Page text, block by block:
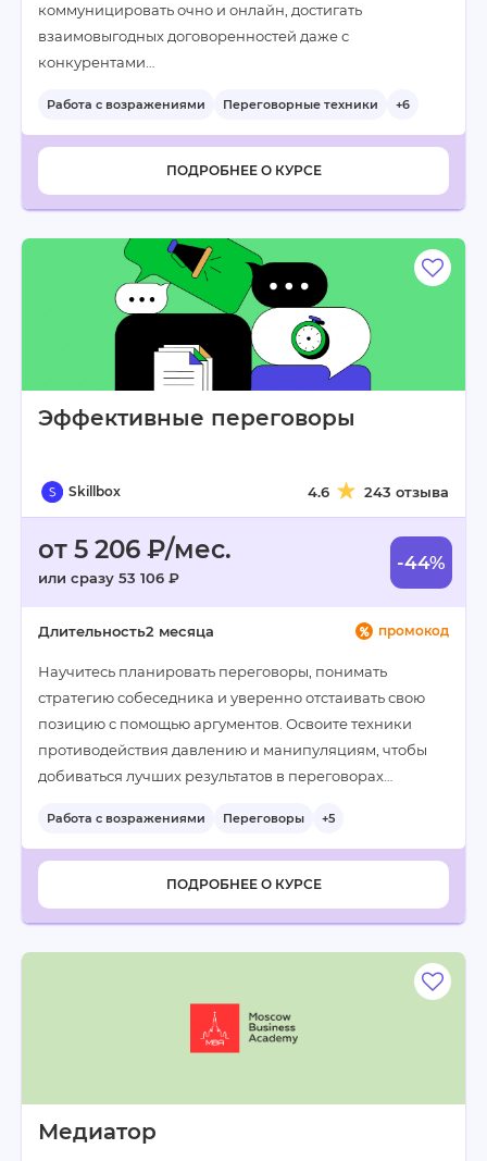
коммуницировать очно и онлайн, достигать
взаимовыгодных договоренностей даже с
конкурентами…
Работа с возражениями Переговорные техники +6
ПОДРОБНЕЕ О КУРСЕ
Эффективные переговоры
Skillbox 4.6 243 отзыва
от 5 206 ₽/мес.
или сразу 53 106 ₽
-44%
промокод
Длительность2 месяца
Научитесь планировать переговоры, понимать
стратегию собеседника и уверенно отстаивать свою
позицию с помощью аргументов. Освоите техники
противодействия давлению и манипуляциям, чтобы
добиваться лучших результатов в переговорах…
Работа с возражениями Переговоры +5
ПОДРОБНЕЕ О КУРСЕ
Медиатор